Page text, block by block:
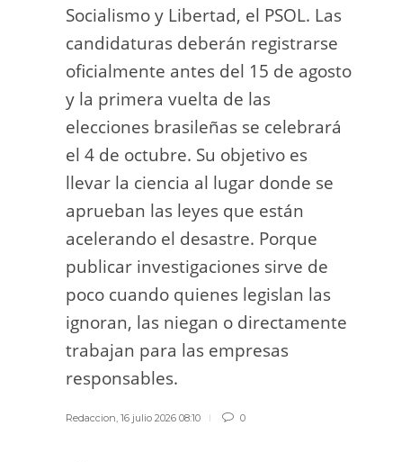
Socialismo y Libertad, el PSOL. Las
candidaturas deberán registrarse
oficialmente antes del 15 de agosto
y la primera vuelta de las
elecciones brasileñas se celebrará
el 4 de octubre. Su objetivo es
llevar la ciencia al lugar donde se
aprueban las leyes que están
acelerando el desastre. Porque
publicar investigaciones sirve de
poco cuando quienes legislan las
ignoran, las niegan o directamente
trabajan para las empresas
responsables.
Redaccion ,16 julio 2026 08:10 0